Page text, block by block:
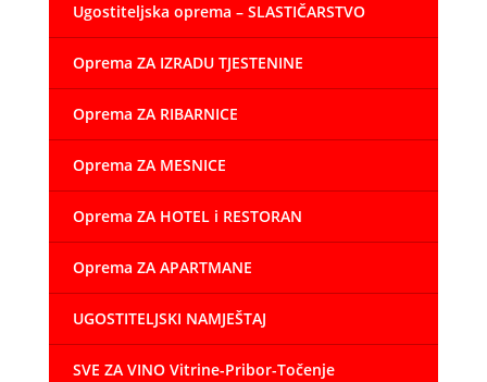
Ugostiteljska oprema – SLASTIČARSTVO
Oprema ZA IZRADU TJESTENINE
Oprema ZA RIBARNICE
Oprema ZA MESNICE
Oprema ZA HOTEL i RESTORAN
Oprema ZA APARTMANE
UGOSTITELJSKI NAMJEŠTAJ
SVE ZA VINO Vitrine-Pribor-Točenje